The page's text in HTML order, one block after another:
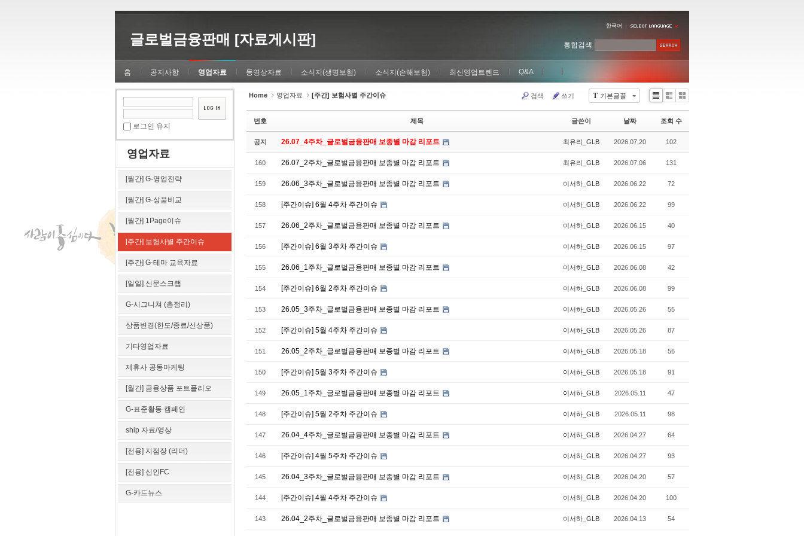
글로벌금융판매 [자료게시판]
한국어
홈 공지사항 영업자료 동영상자료 소식지(생명보험) 소식지(손해보험) 최신영업트렌드 Q&A
통합검색
로그인 유지
영업자료
[월간] G-영업전략
[월간] G-상품비교
[월간] 1Page이슈
[주간] 보험사별 주간이슈
[주간] G-테마 교육자료
[일일] 신문스크랩
G-시그니쳐 (총정리)
상품변경(한도/종료/신상품)
기타영업자료
제휴사 공동마케팅
[월간] 금융상품 포트폴리오
G-표준활동 캠페인
ship 자료/영상
[전용] 지점장 (리더)
[전용] 신인FC
G-카드뉴스
Home 영업자료 [주간] 보험사별 주간이슈 T 기본글꼴
검색 쓰기
Li
Zi
e
G
le
번호 제목 글쓴이 날짜 조회 수
공지 26.07_4주차_글로벌금융판매 보종별 마감 리포트 최유리_GLB 2026.07.20 102
160 26.07_2주차_글로벌금융판매 보종별 마감 리포트 최유리_GLB 2026.07.06 131
159 26.06_3주차_글로벌금융판매 보종별 마감 리포트 이서하_GLB 2026.06.22 72
158 [주간이슈] 6월 4주차 주간이슈 이서하_GLB 2026.06.22 99
157 26.06_2주차_글로벌금융판매 보종별 마감 리포트 이서하_GLB 2026.06.15 40
156 [주간이슈] 6월 3주차 주간이슈 이서하_GLB 2026.06.15 97
155 26.06_1주차_글로벌금융판매 보종별 마감 리포트 이서하_GLB 2026.06.08 42
154 [주간이슈] 6월 2주차 주간이슈 이서하_GLB 2026.06.08 99
153 26.05_3주차_글로벌금융판매 보종별 마감 리포트 이서하_GLB 2026.05.26 55
152 [주간이슈] 5월 4주차 주간이슈 이서하_GLB 2026.05.26 87
151 26.05_2주차_글로벌금융판매 보종별 마감 리포트 이서하_GLB 2026.05.18 56
150 [주간이슈] 5월 3주차 주간이슈 이서하_GLB 2026.05.18 91
149 26.05_1주차_글로벌금융판매 보종별 마감 리포트 이서하_GLB 2026.05.11 47
148 [주간이슈] 5월 2주차 주간이슈 이서하_GLB 2026.05.11 98
147 26.04_4주차_글로벌금융판매 보종별 마감 리포트 이서하_GLB 2026.04.27 64
146 [주간이슈] 4월 5주차 주간이슈 이서하_GLB 2026.04.27 93
145 26.04_3주차_글로벌금융판매 보종별 마감 리포트 이서하_GLB 2026.04.20 57
144 [주간이슈] 4월 4주차 주간이슈 이서하_GLB 2026.04.20 100
143 26.04_2주차_글로벌금융판매 보종별 마감 리포트 이서하_GLB 2026.04.13 54
Sketchbook5, 스케치북5
Sketchbook5, 스케치북5
Sketchbook5, 스케치북5
Sketchbook5, 스케치북5